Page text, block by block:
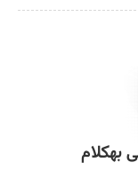
بهکلام